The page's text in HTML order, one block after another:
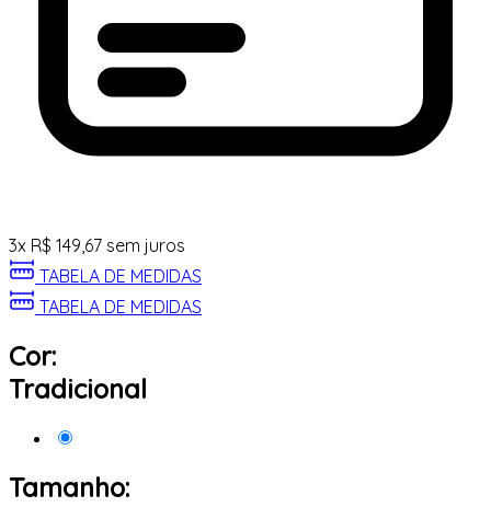
3x R$ 149,67 sem juros
TABELA DE MEDIDAS
TABELA DE MEDIDAS
Cor:
Tradicional
Tamanho: